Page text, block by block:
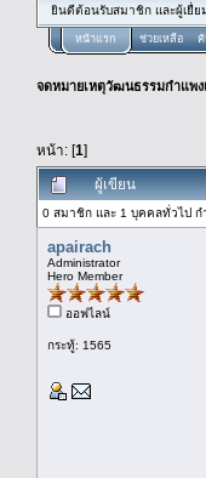
ยินดีต้อนรับสมาชิก และผู้เยื่
หน้าแรก ช่วยเหลือ ค้
จดหมายเหตุวัฒนธรรมกำแพ
หน้า: [1]
ผู้เขียน
0 สมาชิก และ 1 บุคคลทั่วไป
apairach
Administrator
Hero Member
ออฟไลน์
กระทู้: 1565